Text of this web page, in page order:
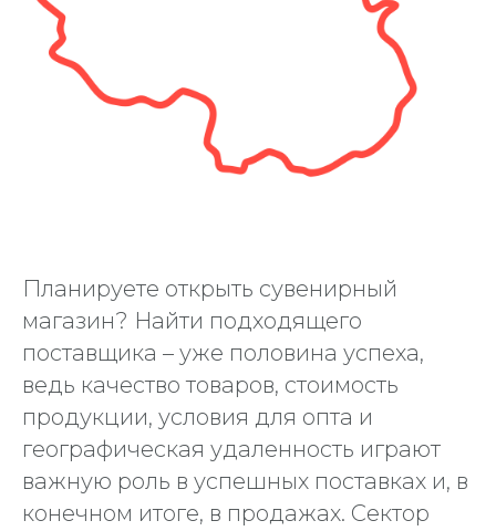
Планируете открыть сувенирный
магазин? Найти подходящего
поставщика – уже половина успеха,
ведь качество товаров, стоимость
продукции, условия для опта и
географическая удаленность играют
важную роль в успешных поставках и, в
конечном итоге, в продажах. Сектор